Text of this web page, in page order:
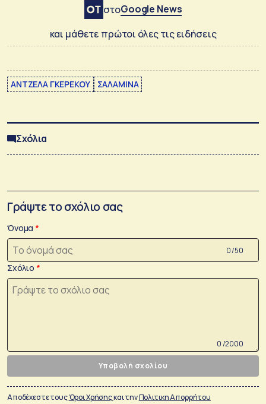
στοGoogle News
και μάθετε πρώτοι όλες τις ειδήσεις
ΑΝΤΖΕΛΑ ΓΚΕΡΕΚΟΥ ΣΑΛΑΜΙΝΑ
Σχόλια
Γράψτε το σχόλιο σας
Όνομα
0 /50
Σχόλιο
0 /2000
Υποβολή σχολίου
Αποδέχεστε τουςΌροι Χρήσηςκαι τηνΠολιτικη Απορρήτου